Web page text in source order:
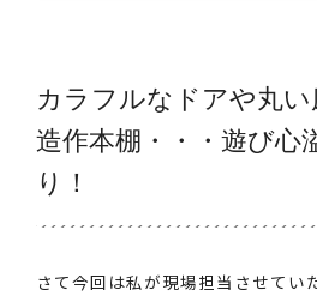
カラフルなドアや丸
造作本棚・・・遊び心
り！
さて今回は私が現場担当させてい